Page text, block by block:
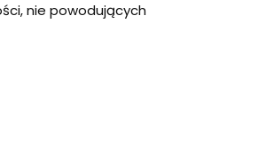
nie powodujących